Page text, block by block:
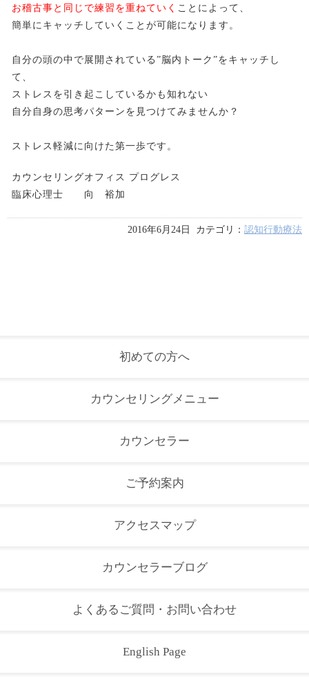
お稽古事と同じで練習を重ねていく ことによって、
簡単にキャッチしていくことが可能になります。
自分の頭の中で展開されている”脳内トーク”をキャッチし
て、
ストレスを引き起こしているかも知れない
自分自身の思考パターンを見つけてみませんか？
ストレス軽減に向けた第一歩です。
カウンセリングオフィス プログレス
臨床心理士 向 裕加
2016年6月24日 カテゴリ： 認知行動療法
初めての方へ
カウンセリングメニュー
カウンセラー
ご予約案内
アクセスマップ
カウンセラーブログ
よくあるご質問・お問い合わせ
English Page